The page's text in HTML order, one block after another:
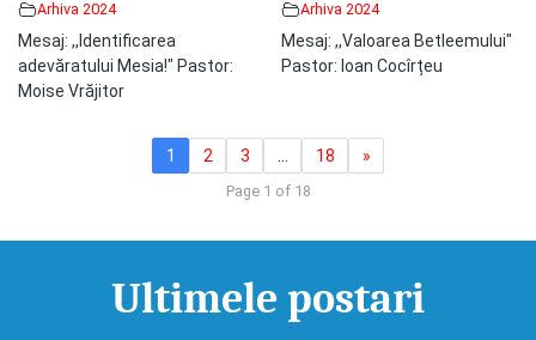
Arhiva 2024
Mesaj: ,,Identificarea
adevăratului Mesia!" Pastor:
Moise Vrăjitor
Arhiva 2024
Mesaj: ,,Valoarea Betleemului"
Pastor: Ioan Cocîrțeu
1 2 3 18 »
Page 1 of 18
Ultimele postari